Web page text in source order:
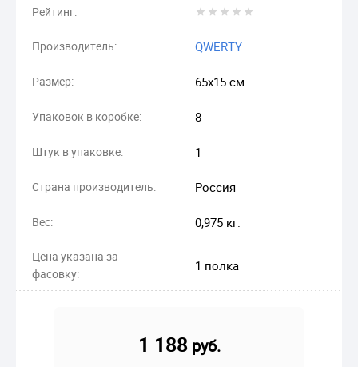
Рейтинг:
Производитель: QWERTY
Размер: 65х15 см
Упаковок в коробке: 8
Штук в упаковке: 1
Страна производитель: Россия
Вес: 0,975 кг.
Цена указана за
фасовку:
1 полка
1 188руб.